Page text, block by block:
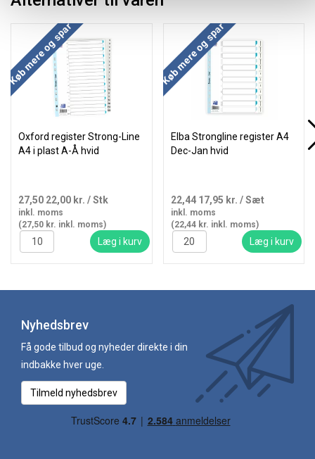
Køb mere og spar
Oxford register Strong-Line
A4 i plast A-Å hvid
27,50 22,00 kr. / Stk
inkl. moms
(27,50 kr. inkl. moms)
Læg i kurv
Køb mere og spar
Elba Strongline register A4
Dec-Jan hvid
22,44 17,95 kr. / Sæt
inkl. moms
(22,44 kr. inkl. moms)
Læg i kurv
Nyhedsbrev
Få gode tilbud og nyheder direkte i din
indbakke hver uge.
Tilmeld nyhedsbrev